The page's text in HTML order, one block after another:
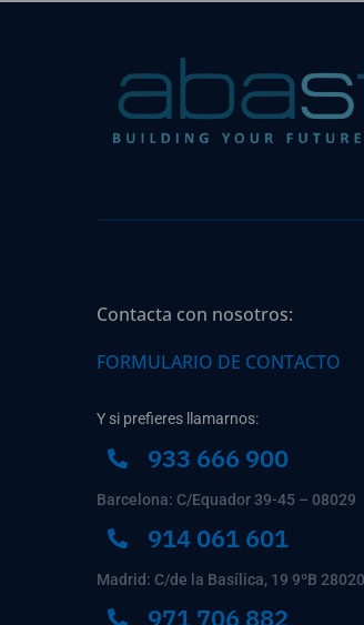
Contacta con nosotros:
FORMULARIO DE CONTACTO
Y si prefieres llamarnos:
933 666 900
Barcelona: C/Equador 39-45 – 08029
914 061 601
Madrid: C/de la Basílica, 19 9ºB 28020
971 706 882